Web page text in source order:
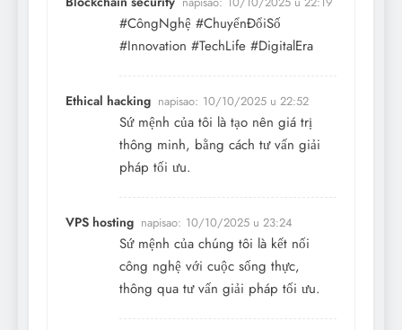
#CôngNghệ #ChuyểnĐổiSố
#Innovation #TechLife #DigitalEra
Ethical hacking napisao: 10/10/2025 u 22:52
Sứ mệnh của tôi là tạo nên giá trị
thông minh, bằng cách tư vấn giải
pháp tối ưu.
VPS hosting napisao: 10/10/2025 u 23:24
Sứ mệnh của chúng tôi là kết nối
công nghệ với cuộc sống thực,
thông qua tư vấn giải pháp tối ưu.